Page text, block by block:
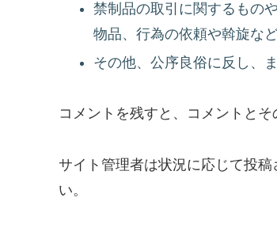
禁制品の取引に関するもの
物品、行為の依頼や斡旋な
その他、公序良俗に反し、
コメントを残すと、コメントと
サイト管理者は状況に応じて投
い。